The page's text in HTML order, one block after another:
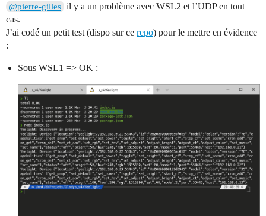
@pierre-gilles il y a un problème avec WSL2 et l’UDP en tout
cas.
J’ai codé un petit test (dispo sur ce repo) pour le mettre en évidence
:
Sous WSL1 => OK :